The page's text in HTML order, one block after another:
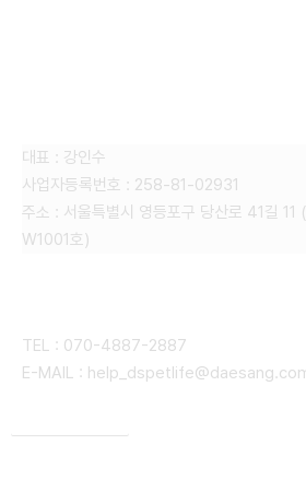
대표 : 강인수
사업자등록번호 : 258-81-02931
주소 : 서울특별시 영등포구 당산로 41길 11
W1001호)
TEL : 070-4887-2887
E-MAIL :